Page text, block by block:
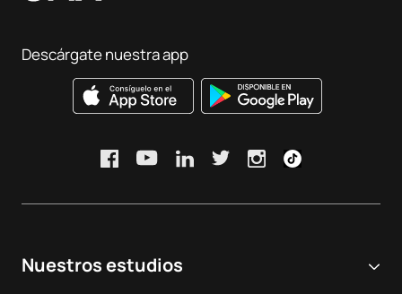
Nuestros estudios
Descárgate nuestra app